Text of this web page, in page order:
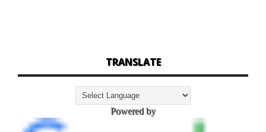
TRANSLATE
Powered by